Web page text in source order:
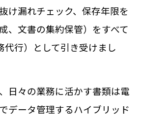
け漏れチェック、保存年限を
、文書の集約保管）をすべて
代行）として引き受けまし
日々の業務に活かす書類は電
データ管理するハイブリッド